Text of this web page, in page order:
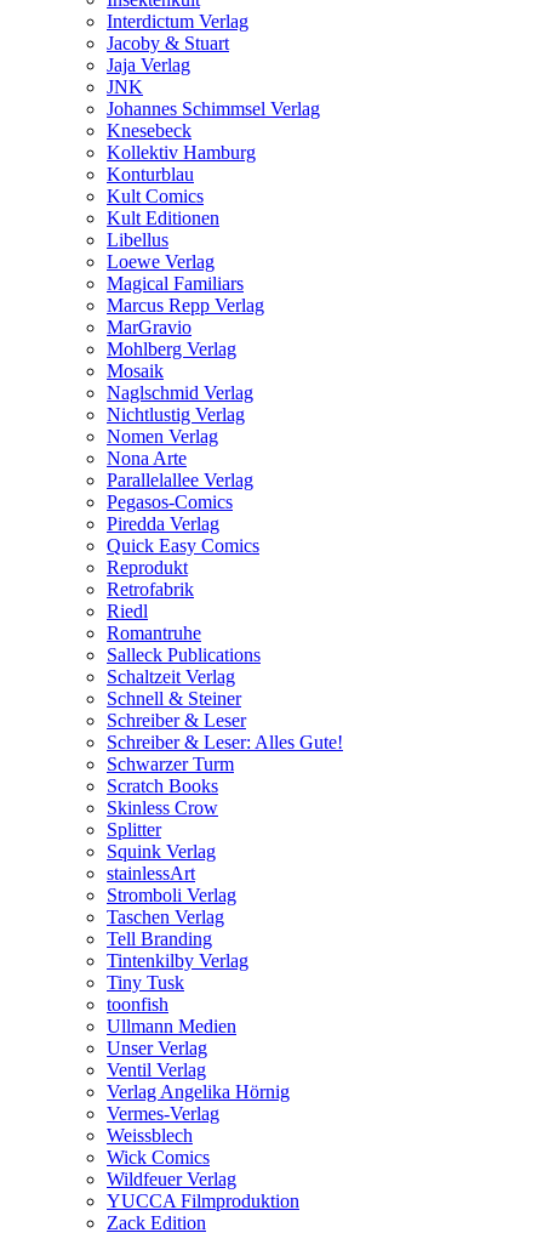
Interdictum Verlag
Jacoby & Stuart
Jaja Verlag
JNK
Johannes Schimmsel Verlag
Knesebeck
Kollektiv Hamburg
Konturblau
Kult Comics
Kult Editionen
Libellus
Loewe Verlag
Magical Familiars
Marcus Repp Verlag
MarGravio
Mohlberg Verlag
Mosaik
Naglschmid Verlag
Nichtlustig Verlag
Nomen Verlag
Nona Arte
Parallelallee Verlag
Pegasos-Comics
Piredda Verlag
Quick Easy Comics
Reprodukt
Retrofabrik
Riedl
Romantruhe
Salleck Publications
Schaltzeit Verlag
Schnell & Steiner
Schreiber & Leser
Schreiber & Leser: Alles Gute!
Schwarzer Turm
Scratch Books
Skinless Crow
Splitter
Squink Verlag
stainlessArt
Stromboli Verlag
Taschen Verlag
Tell Branding
Tintenkilby Verlag
Tiny Tusk
toonfish
Ullmann Medien
Unser Verlag
Ventil Verlag
Verlag Angelika Hörnig
Vermes-Verlag
Weissblech
Wick Comics
Wildfeuer Verlag
YUCCA Filmproduktion
Zack Edition